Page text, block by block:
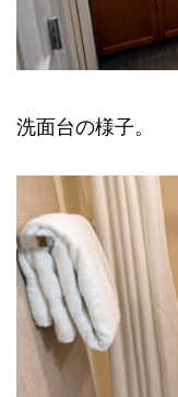
洗面台の様子。